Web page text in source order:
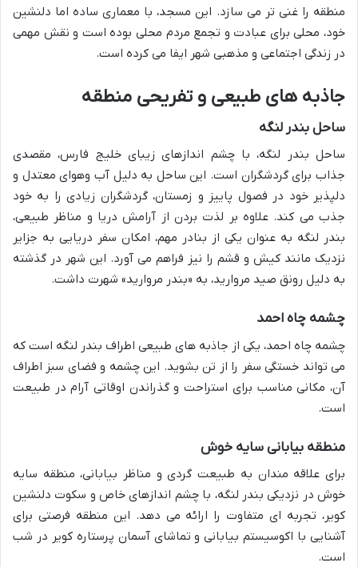
منطقه را غنی تر می سازد. این مسجد، با معماری ساده اما دلنشین
خود، محلی برای عبادت و تجمع مردم محلی بوده است و نقش مهمی
در زندگی اجتماعی و مذهبی شهر ایفا می کرده است.
جاذبه های طبیعی و تفریحی منطقه
ساحل بندر لنگه
ساحل بندر لنگه، با چشم اندازهای زیبای خلیج فارس، مقصدی
جذاب برای گردشگران است. این ساحل به دلیل آب وهوای معتدل و
دلپذیر خود در فصول پاییز و زمستان، گردشگران زیادی را به خود
جذب می کند. علاوه بر لذت بردن از آرامش دریا و مناظر طبیعی،
بندر لنگه به عنوان یکی از بنادر مهم، امکان سفر دریایی به جزایر
نزدیک مانند کیش و قشم را نیز فراهم می آورد. این شهر در گذشته
به دلیل رونق صید مروارید، به «بندر مروارید» شهرت داشت.
چشمه چاه احمد
چشمه چاه احمد، یکی از جاذبه های طبیعی اطراف بندر لنگه است که
می تواند خستگی سفر را از تن بشوید. این چشمه و فضای سبز اطراف
آن، مکانی مناسب برای استراحت و گذراندن اوقاتی آرام در طبیعت
است.
منطقه بیابانی سایه خوش
برای علاقه مندان به طبیعت گردی و مناظر بیابانی، منطقه سایه
خوش در نزدیکی بندر لنگه، با چشم اندازهای خاص و سکوت دلنشین
کویر، تجربه ای متفاوت را ارائه می دهد. این منطقه فرصتی برای
آشنایی با اکوسیستم بیابانی و تماشای آسمان پرستاره کویر در شب
است.